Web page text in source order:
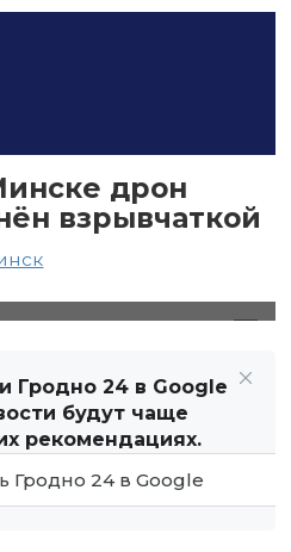
дрон
взрывчаткой
Гродно 24 в Google
будут чаще
рекомендациях.
Гродно 24 в Google